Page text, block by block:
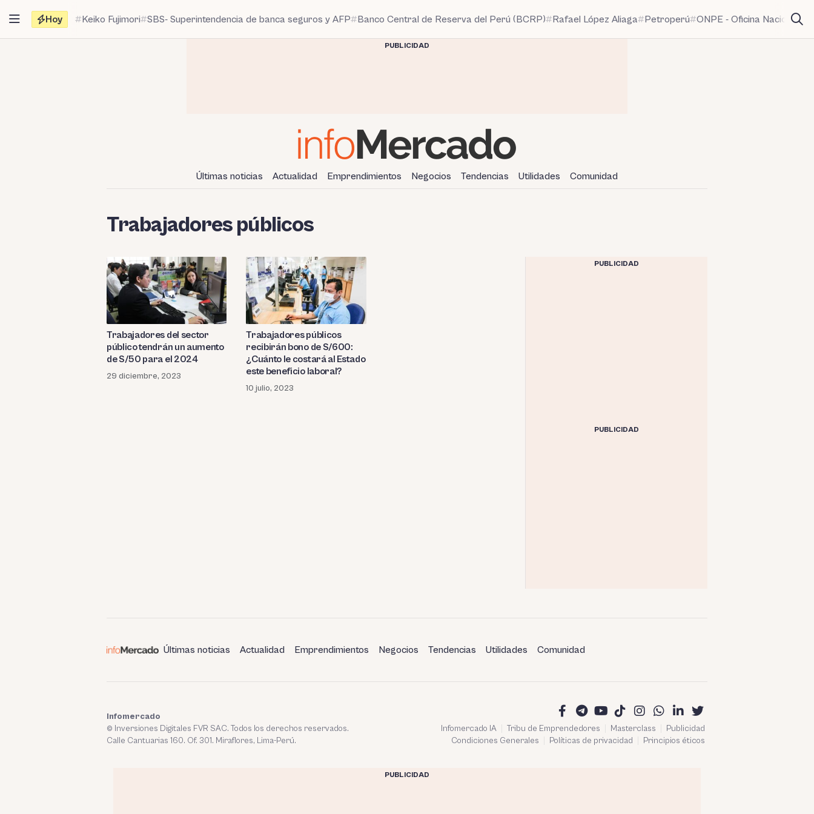
contenido
Hoy Keiko Fujimori SBS- Superintendencia de banca seguros y AFP Banco Central de Reserva del Perú (BCRP) Rafael López Aliaga Petroperú ONPE - Oficina Nacional
PUBLICIDAD
Últimas noticias Actualidad Emprendimientos Negocios Tendencias Utilidades Comunidad
Trabajadores públicos
Trabajadores del sector
público tendrán un aumento
de S/50 para el 2024
29 diciembre, 2023
Trabajadores públicos
recibirán bono de S/600:
¿Cuánto le costará al Estado
este beneficio laboral?
10 julio, 2023
PUBLICIDAD
PUBLICIDAD
Últimas noticias Actualidad Emprendimientos Negocios Tendencias Utilidades Comunidad
Infomercado IA Tribu de Emprendedores Masterclass
Publicidad
Condiciones Generales
Políticas de privacidad Principios éticos
Infomercado
© Inversiones Digitales FVR SAC. Todos los derechos reservados.
Calle Cantuarias 160. Of. 301. Miraflores, Lima-Perú.
PUBLICIDAD